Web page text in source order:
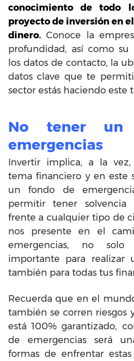
conocimiento de todo
proyecto de inversión en
dinero. Conoce la
profundidad, así como su
los datos de contacto, la
datos clave que te
sector estás haciendo este
No tener un
emergencias
Invertir implica, a la
tema financiero y en este
un fondo de
permitir tener solvencia
frente a cualquier tipo de
nos presente en el
emergencias, no
importante para realizar
también para todas tus
Recuerda que en el
también se corren riesgos
está 100% garantizado,
de emergencias será
formas de enfrentar